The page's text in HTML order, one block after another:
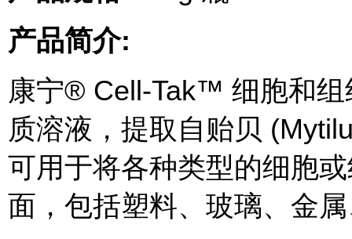
产品简介:
康宁® Cell-Tak™ 细胞和
质溶液，提取自贻贝
可用于将各种类型的细胞
面，包括塑料、玻璃、金